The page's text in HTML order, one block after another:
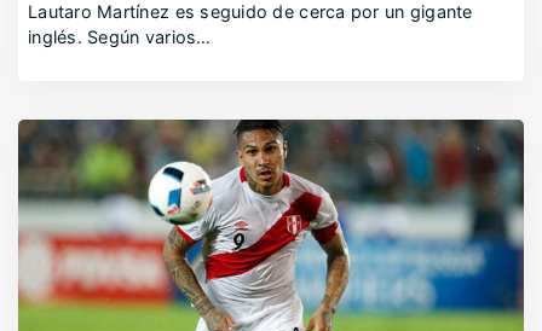
Lautaro Martínez es seguido de cerca por un gigante
inglés. Según varios…